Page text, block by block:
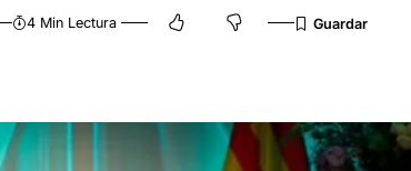
4 Min Lectura